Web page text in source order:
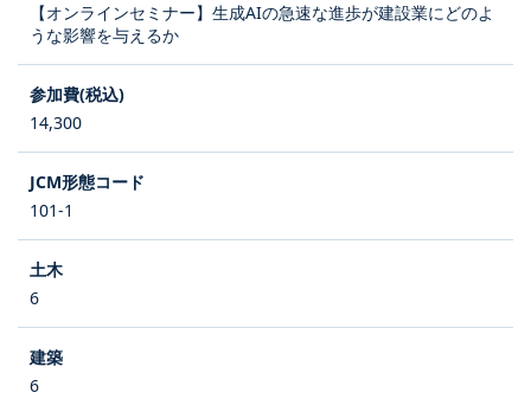
【オンラインセミナー】生成AIの急速な進歩が建設業にどのよ
うな影響を与えるか
14,300
101-1
6
6